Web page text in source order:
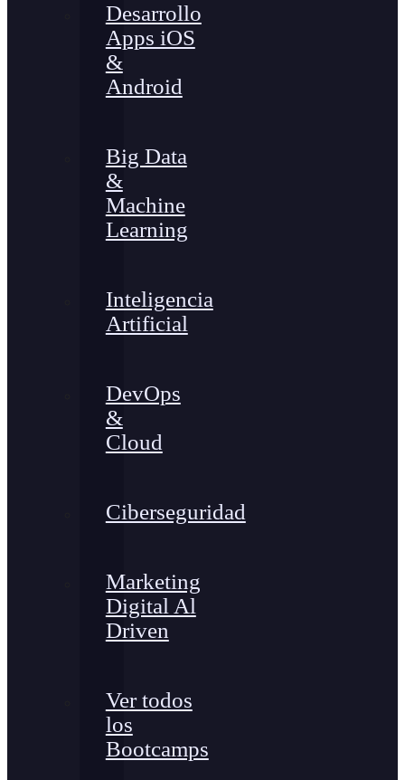
Desarrollo
Apps iOS
&
Android
Big Data
&
Machine
Learning
Inteligencia
Artificial
DevOps
&
Cloud
Ciberseguridad
Marketing
Digital Al
Driven
Ver todos
los
Bootcamps